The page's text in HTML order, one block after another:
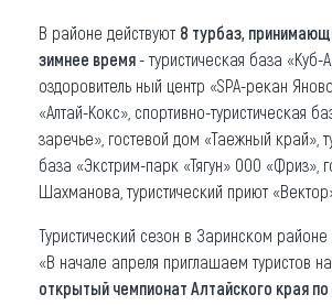
В районе действуют 8 турбаз,
зимнее время- туристическая база «Куб-
оздоровитель ный центр «SPA-рекан
«Алтай-Кокс», спортивно-туристическая
заречье», гостевой дом «Таежный край»,
база «Экстрим-парк «Тягун» ООО «Фриз»,
Шахманова, туристический приют
Туристический сезон в Заринском
«В начале апреля приглашаем туристов
открытый чемпионат Алтайского края